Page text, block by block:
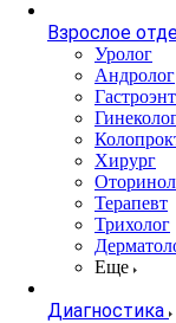
Взрослое
Уролог
Андролог
Хирург
Терапевт
Трихолог
Еще
Диагностика